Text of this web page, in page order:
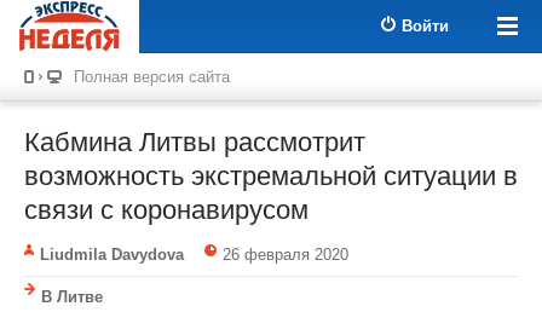
Войти
Полная версия сайта
Кабмина Литвы рассмотрит
возможность экстремальной ситуации в
связи с коронавирусом
Liudmila Davydova 26 февраля 2020
В Литве